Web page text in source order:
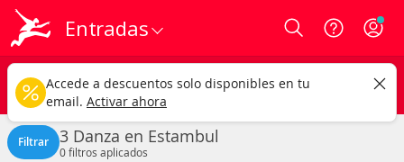
Entradas Login
Estambul ciudad
Danza Cualquier fecha
CAMBIAR
Filtrar 3 Danza en Estambul
0filtros aplicados
Accede a descuentos solo disponibles en tu
email. Activar ahora